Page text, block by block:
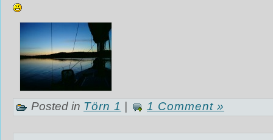
Posted in Törn 1 1 Comment »